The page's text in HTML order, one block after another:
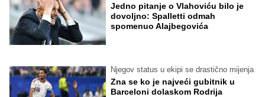
Jedno pitanje o Vlahoviću bilo je
dovoljno: Spalletti odmah
spomenuo Alajbegovića
Njegov status u ekipi se drastično mijenja
Zna se ko je najveći gubitnik u
Barceloni dolaskom Rodrija